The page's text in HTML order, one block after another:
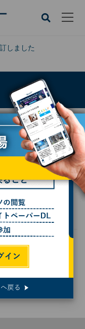
しました
買収を完了
術ポートフォ
パワー半導体